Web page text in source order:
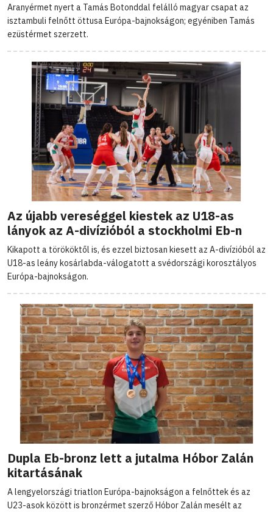
Aranyérmet nyert a Tamás Botonddal felálló magyar csapat az
isztambuli felnőtt öttusa Európa-bajnokságon; egyéniben Tamás
ezüstérmet szerzett.
Az újabb vereséggel kiestek az U18-as
lányok az A-divízióból a stockholmi Eb-n
Kikapott a törököktől is, és ezzel biztosan kiesett az A-divízióból az
U18-as leány kosárlabda-válogatott a svédországi korosztályos
Európa-bajnokságon.
Dupla Eb-bronz lett a jutalma Hóbor Zalán
kitartásának
A lengyelországi triatlon Európa-bajnokságon a felnőttek és az
U23-asok között is bronzérmet szerző Hóbor Zalán mesélt az